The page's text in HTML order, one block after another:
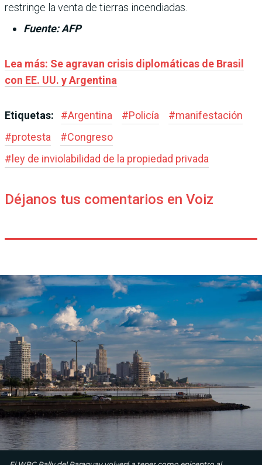
restringe la venta de tierras incendiadas.
Fuente: AFP
Lea más: Se agravan crisis diplomáticas de Brasil
con EE. UU. y Argentina
Etiquetas: #Argentina #Policía #manifestación
#protesta #Congreso
#ley de inviolabilidad de la propiedad privada
Déjanos tus comentarios en Voiz